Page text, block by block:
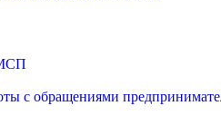
с обращениями